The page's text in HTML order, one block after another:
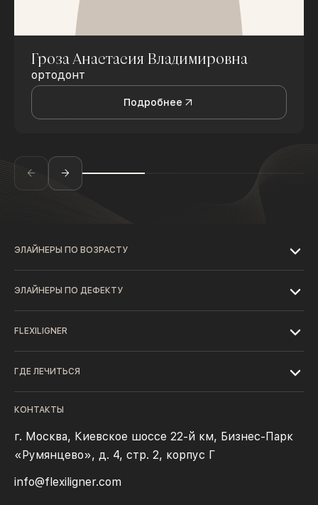
Гроза Анастасия Владимировна
ортодонт
Подробнее
ЭЛАЙНЕРЫ ПО ВОЗРАСТУ
ЭЛАЙНЕРЫ ПО ДЕФЕКТУ
FLEXILIGNER
ГДЕ ЛЕЧИТЬСЯ
КОНТАКТЫ
г. Москва, Киевское шоссе 22-й км, Бизнес-Парк
«Румянцево», д. 4, стр. 2, корпус Г
info@flexiligner.com